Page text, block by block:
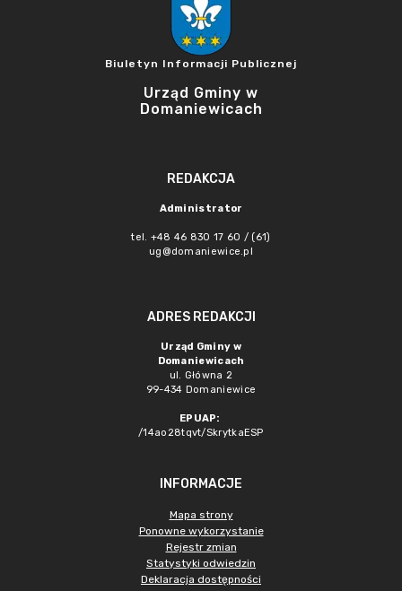
Biuletyn Informacji Publicznej
Urząd Gminy w
Domaniewicach
REDAKCJA
Administrator
tel. +48 46 830 17 60 / (61)
ug@domaniewice.pl
ADRES REDAKCJI
Urząd Gminy w
Domaniewicach
ul. Główna 2
99-434 Domaniewice
EPUAP:
/14ao28tqvt/SkrytkaESP
INFORMACJE
Mapa strony
Ponowne wykorzystanie
Rejestr zmian
Statystyki odwiedzin
Deklaracja dostępności